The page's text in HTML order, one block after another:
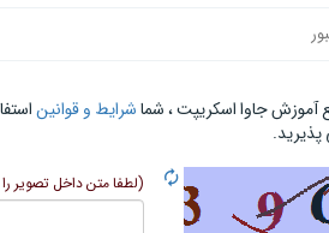
آموزش جاوا اسکریپت ، شماشرایط و قوانین
(لطفا متن داخل تصویر را